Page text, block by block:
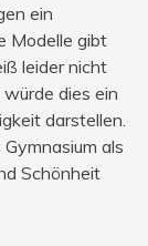
ein
Modelle gibt
leider nicht
dies ein
darstellen.
als
Schönheit